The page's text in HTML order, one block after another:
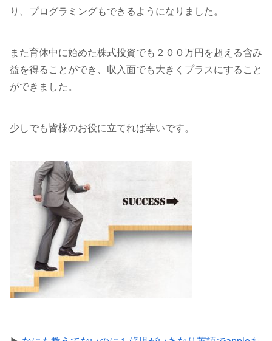
り、プログラミングもできるようになりました。
また育休中に始めた株式投資でも２００万円を超える含み
益を得ることができ、収入面でも大きくプラスにすること
ができました。
少しでも皆様のお役に立てれば幸いです。